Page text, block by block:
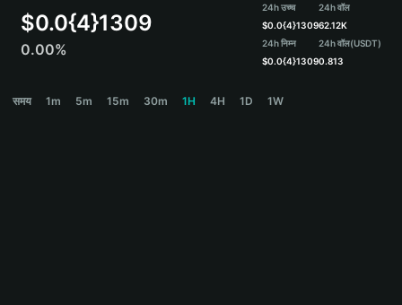
Español
$0.0{4}1309
0.00%
24h उच्च
$0.0{4}1309
24h निम्न
$0.0{4}1309
24h वॉल
62.12K
24h वॉल(USDT)
0.813
समय 1m 5m 15m 30m 1H 4H 1D 1W